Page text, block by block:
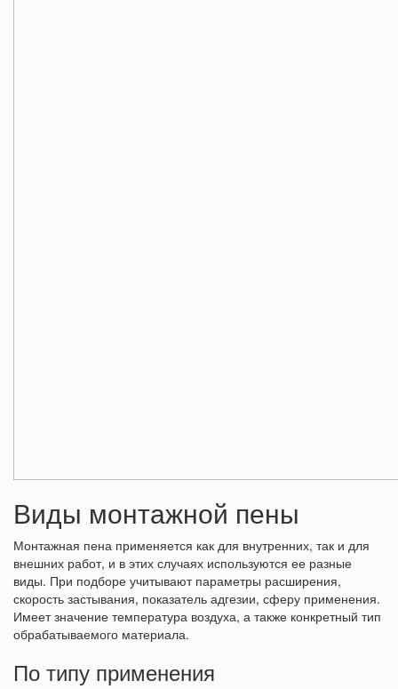
Виды монтажной пены
Монтажная пена применяется как для внутренних, так и для
внешних работ, и в этих случаях используются ее разные
виды. При подборе учитывают параметры расширения,
скорость застывания, показатель адгезии, сферу применения.
Имеет значение температура воздуха, а также конкретный тип
обрабатываемого материала.
По типу применения